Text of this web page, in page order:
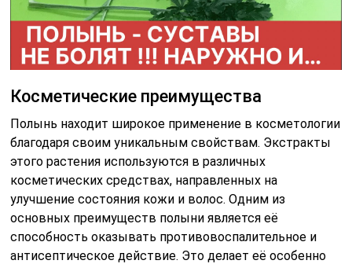
Косметические преимущества
Полынь находит широкое применение в косметологии
благодаря своим уникальным свойствам. Экстракты
этого растения используются в различных
косметических средствах, направленных на
улучшение состояния кожи и волос. Одним из
основных преимуществ полыни является её
способность оказывать противовоспалительное и
антисептическое действие. Это делает её особенно